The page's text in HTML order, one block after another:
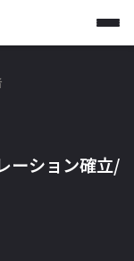
ーション確立/